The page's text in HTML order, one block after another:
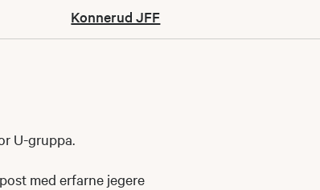
Konnerud JFF
U-gruppa.
med erfarne jegere